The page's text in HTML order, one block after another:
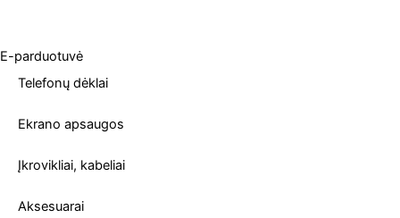
E-parduotuvė
Telefonų dėklai
Ekrano apsaugos
Įkrovikliai, kabeliai
Aksesuarai